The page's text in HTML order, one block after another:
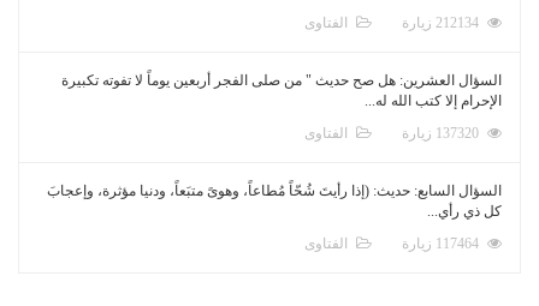
الفتاوى
السؤال العشرين: هل صح حديث " من صلى الفجر أربعين يوماً لا تفوته تكبيرة
الإحرام إلا كتب الله له...
الفتاوى
السؤال السابع: حديث: (إذا رأيتَ شُحّاً مُطاعاً، وهوىً متبَعاً، ودنيا مؤثرة، وإعجابَ
كل ذي رأي...
الفتاوى